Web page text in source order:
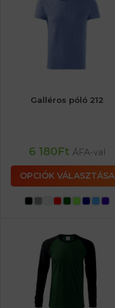
Galléros póló 212
6 180Ft ÁFA-val
OPCIÓK VÁLASZTÁSA